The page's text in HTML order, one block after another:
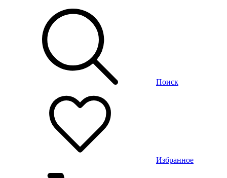
Поиск
Избранное